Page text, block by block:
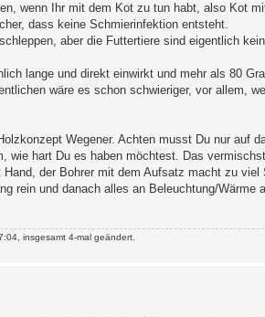
wenn Ihr mit dem Kot zu tun habt, also Kot
dass keine Schmierinfektion entsteht.
aber die Futtertiere sind eigentlich
lange und direkt einwirkt und mehr als 80
wäre es schon schwieriger, vor allem,
Wegener. Achten musst Du nur auf
wie hart Du es haben möchtest. Das
der Bohrer mit dem Aufsatz macht zu
rein und danach alles an Beleuchtung/
insgesamt 4-mal geändert.